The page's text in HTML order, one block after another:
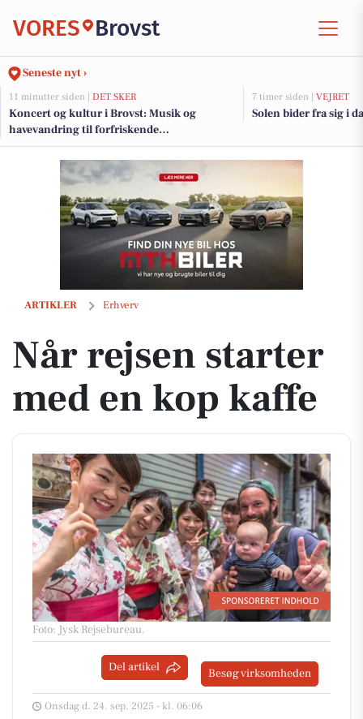
VORES Brovst
Seneste nyt ›
11 minutter siden | DET SKER
Koncert og kultur i Brovst: Musik og
havevandring til forfriskende
sommeroplevelser
7 timer siden | VEJRET
Solen bider fra sig i
ARTIKLER Erhverv
Når rejsen starter med en kop kaffe
Når rejsen starter
med en kop kaffe
Foto: Jysk Rejsebureau.
Del artikel Besøg virksomheden
Onsdag d. 24. sep. 2025 - kl. 06:06